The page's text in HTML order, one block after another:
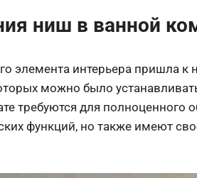
ниш в ванной
элемента интерьера пришла
можно было
требуются для полноценного
функций, но также имеют